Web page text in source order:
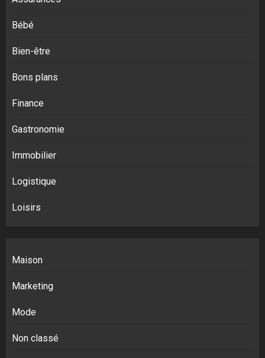
Bébé
Bien-être
Bons plans
Finance
Gastronomie
Immobilier
Logistique
Loisirs
Maison
Marketing
Mode
Non classé